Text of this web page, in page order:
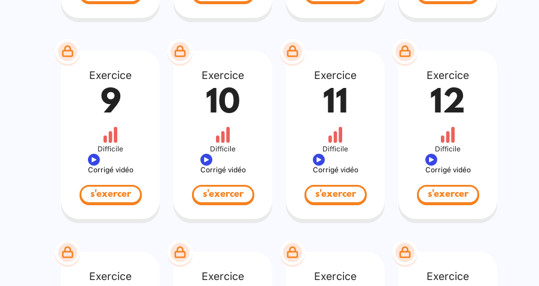
Exercice
9
Difficile
Corrigé vidéo
s'exercer
Exercice
10
Difficile
Corrigé vidéo
s'exercer
Exercice
11
Difficile
Corrigé vidéo
s'exercer
Exercice
12
Difficile
Corrigé vidéo
s'exercer
Exercice Exercice Exercice Exercice